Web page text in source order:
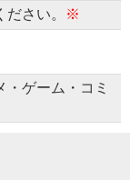
さい。 ※
ゲーム・コミ